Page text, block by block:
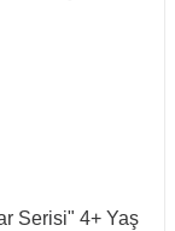
Serisi" 4+ Yaş